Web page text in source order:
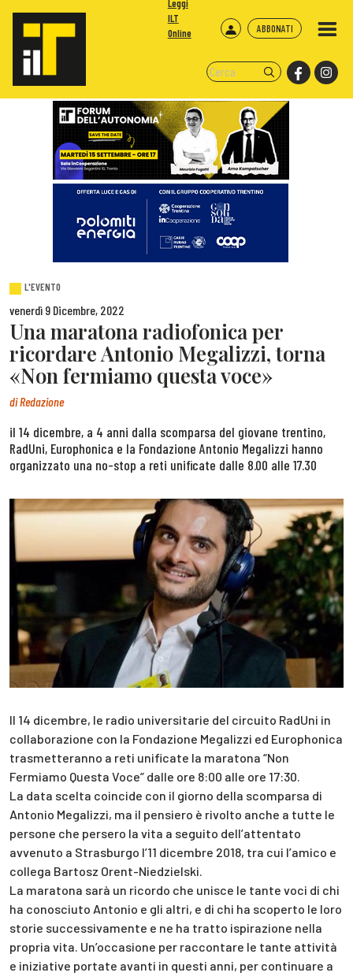
ABBONATI
Leggi
ILT
Online
L'EVENTO
venerdì 9 Dicembre, 2022
Una maratona radiofonica per
ricordare Antonio Megalizzi, torna
«Non fermiamo questa voce»
diRedazione
il 14 dicembre, a 4 anni dalla scomparsa del giovane trentino,
RadUni, Europhonica e la Fondazione Antonio Megalizzi hanno
organizzato una no-stop a reti unificate dalle 8.00 alle 17.30
Il 14 dicembre, le radio universitarie del circuito RadUni in
collaborazione con la Fondazione Megalizzi ed Europhonica
trasmetteranno a reti unificate la maratona “Non
Fermiamo Questa Voce” dalle ore 8:00 alle ore 17:30.
La data scelta coincide con il giorno della scomparsa di
Antonio Megalizzi, ma il pensiero è rivolto anche a tutte le
persone che persero la vita a seguito dell’attentato
avvenuto a Strasburgo l’11 dicembre 2018, tra cui l’amico e
collega Bartosz Orent-Niedzielski.
La maratona sarà un ricordo che unisce le tante voci di chi
ha conosciuto Antonio e gli altri, e di chi ha scoperto le loro
storie successivamente e ne ha tratto ispirazione nella
propria vita. Un’occasione per raccontare le tante attività
e iniziative portate avanti in questi anni, per continuare a